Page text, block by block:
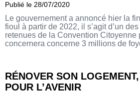
Publié le 28/07/2020
Le gouvernement a annoncé hier la
fioul à partir de 2022, il s’agit d’un
retenues de la Convention Citoyenne
concernera concerne 3 millions de
RÉNOVER SON
POUR L’AVENIR